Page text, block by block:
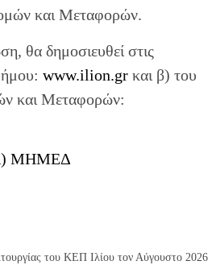
και Μεταφορών.
θα δημοσιευθεί στις
www.ilion.gr και β) του
και Μεταφορών:
ΜΗΜΕΔ
του ΚΕΠ Ιλίου τον Αύγουστο 2026